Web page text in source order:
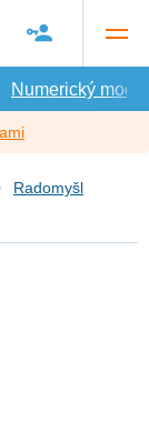
Numerický model
Radomyšl